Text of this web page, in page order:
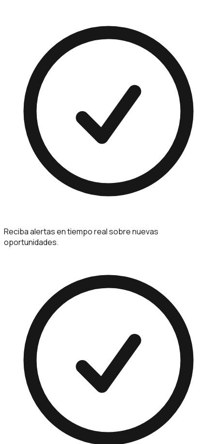
Reciba alertas en tiempo real sobre nuevas
oportunidades.